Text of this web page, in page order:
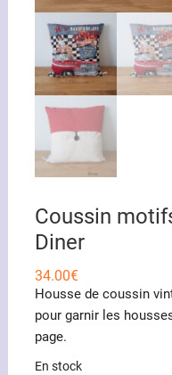
Coussin
Diner
34.00€
Housse de coussin
pour garnir les
page.
En stock